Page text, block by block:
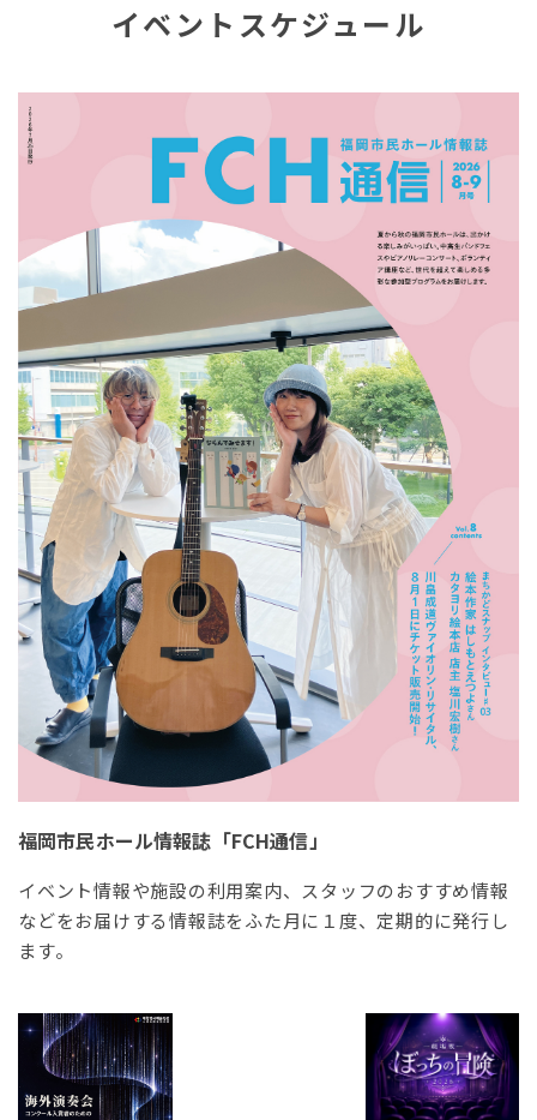
イベントスケジュール
福岡市民ホール情報誌「FCH通信」
イベント情報や施設の利用案内、スタッフのおすすめ情報
などをお届けする情報誌をふた月に１度、定期的に発行し
ます。